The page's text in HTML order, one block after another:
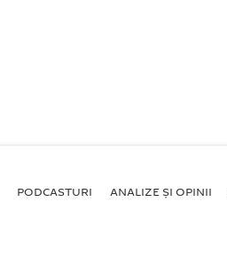
PODCASTURI ANALIZE ȘI OPINII